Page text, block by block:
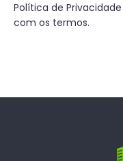
Política de
com os termos.